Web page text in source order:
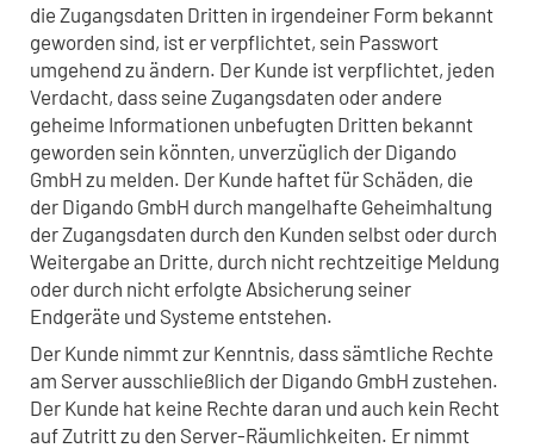
die Zugangsdaten Dritten in irgendeiner Form bekannt
geworden sind, ist er verpflichtet, sein Passwort
umgehend zu ändern. Der Kunde ist verpflichtet, jeden
Verdacht, dass seine Zugangsdaten oder andere
geheime Informationen unbefugten Dritten bekannt
geworden sein könnten, unverzüglich der Digando
GmbH zu melden. Der Kunde haftet für Schäden, die
der Digando GmbH durch mangelhafte Geheimhaltung
der Zugangsdaten durch den Kunden selbst oder durch
Weitergabe an Dritte, durch nicht rechtzeitige Meldung
oder durch nicht erfolgte Absicherung seiner
Endgeräte und Systeme entstehen.
Der Kunde nimmt zur Kenntnis, dass sämtliche Rechte
am Server ausschließlich der Digando GmbH zustehen.
Der Kunde hat keine Rechte daran und auch kein Recht
auf Zutritt zu den Server-Räumlichkeiten. Er nimmt